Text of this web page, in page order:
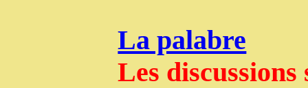
La palabre
Les